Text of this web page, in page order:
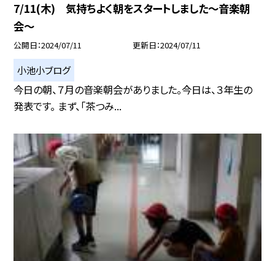
7/11(木) 気持ちよく朝をスタートしました〜音楽朝
会〜
公開日 2024/07/11 更新日 2024/07/11
小池小ブログ
今日の朝、７月の音楽朝会がありました。今日は、３年生の
発表です。 まず、「茶つみ...